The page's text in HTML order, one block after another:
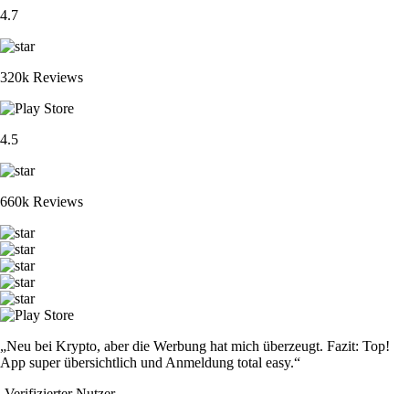
4.7
320k Reviews
4.5
660k Reviews
„Neu bei Krypto, aber die Werbung hat mich überzeugt. Fazit: Top!
App super übersichtlich und Anmeldung total easy.“